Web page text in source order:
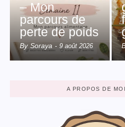
– Mon
parcours de
perte de poids
By Soraya - 9 août 2026
A PROPOS DE MOI